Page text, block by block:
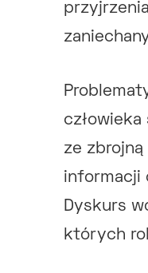
ze
informacji
Dyskurs
których